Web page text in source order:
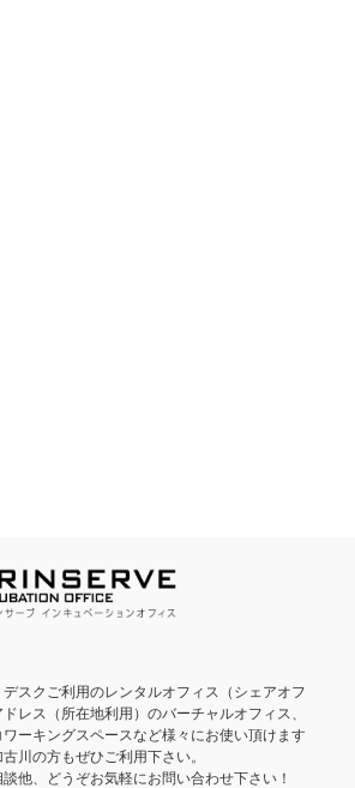
スクご利用のレンタルオフィス（シェアオフ
レス（所在地利用）のバーチャルオフィス、
ーキングスペースなど様々にお使い頂けます
川の方もぜひご利用下さい。
他、どうぞお気軽にお問い合わせ下さい！